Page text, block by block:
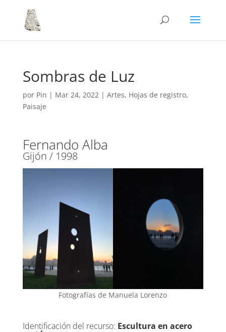
Sombras de Luz
por Pin | Mar 24, 2022| Artes, Hojas de registro,
Paisaje
Fernando Alba
Gijón / 1998
Fotografías de Manuela Lorenzo
Identificación del recurso: Escultura en acero